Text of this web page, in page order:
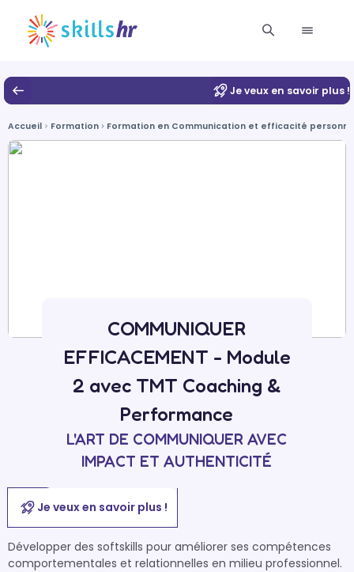
Je veux en savoir plus !
Accueil Formation Formation en Communication et efficacité
COMMUNIQUER
EFFICACEMENT - Module
2 avec TMT Coaching &
Performance
L'ART DE COMMUNIQUER AVEC
IMPACT ET AUTHENTICITÉ
Je veux en savoir plus !
Développer des softskills pour améliorer ses compétences
comportementales et relationnelles en milieu professionnel.